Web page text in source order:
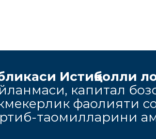
Истиқболли
капитал
фаолияти
таомилларини